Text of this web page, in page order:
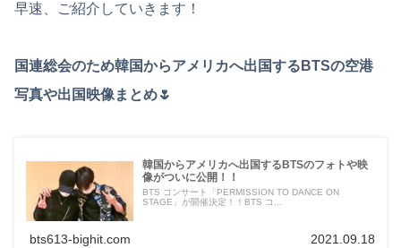
早速、ご紹介していきます！
国連総会のため韓国からアメリカへ出国するBTSの空港
写真や出国映像まとめ🌷
韓国からアメリカへ出国するBTSのフォトや映
像がついに公開！！
BTS コンサート「PERMISSION TO DANCE ON
STAGE」が開催決定！！BTS コ...
bts613-bighit.com 2021.09.18